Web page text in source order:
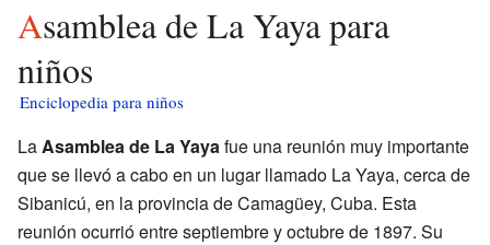
Asamblea de La Yaya para
niños
Enciclopedia para niños
LaAsamblea de La Yayafue una reunión muy importante
que se llevó a cabo en un lugar llamado La Yaya, cerca de
Sibanicú, en la provincia de Camagüey, Cuba. Esta
reunión ocurrió entre septiembre y octubre de 1897. Su